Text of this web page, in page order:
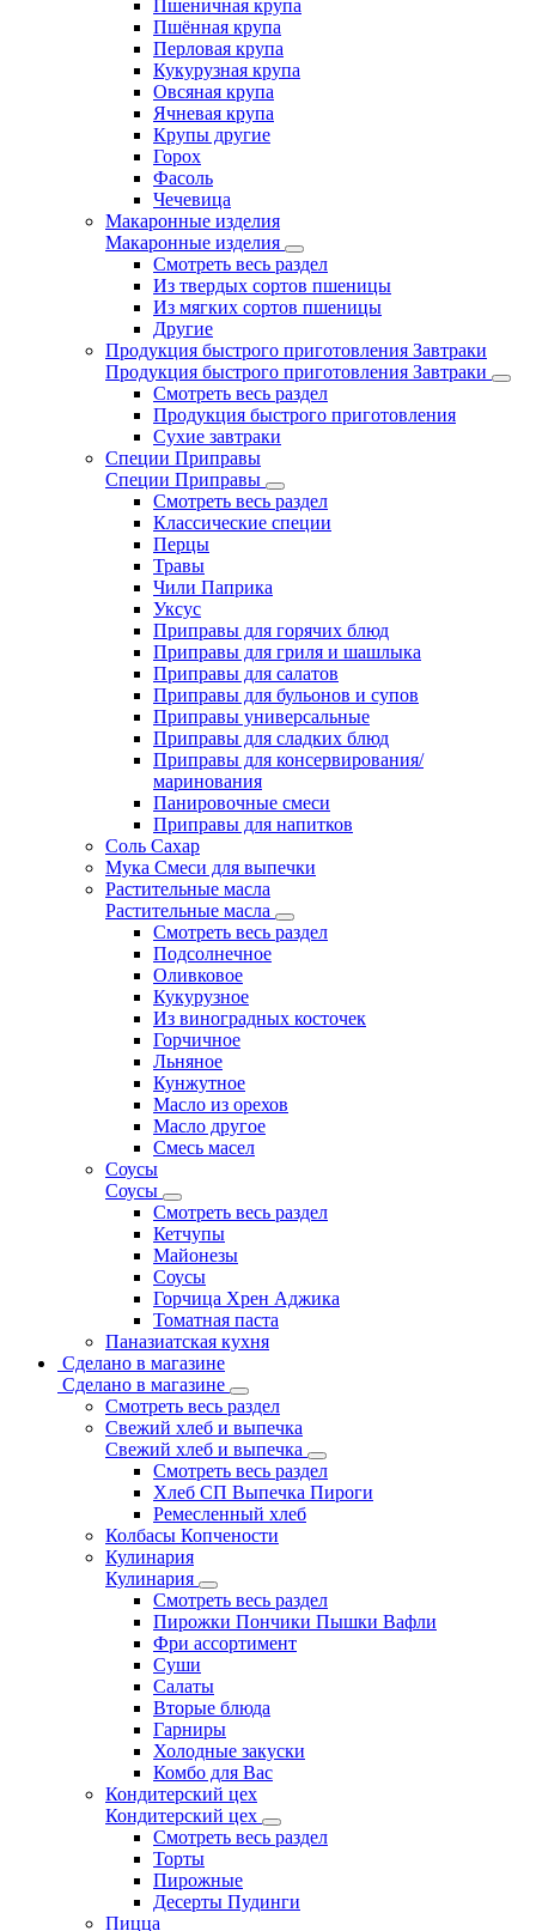
Пшеничная крупа
Пшённая крупа
Перловая крупа
Кукурузная крупа
Овсяная крупа
Ячневая крупа
Крупы другие
Горох
Фасоль
Чечевица
Макаронные изделия
Макаронные изделия
Смотреть весь раздел
Из твердых сортов пшеницы
Из мягких сортов пшеницы
Другие
Продукция быстрого приготовления Завтраки
Продукция быстрого приготовления Завтраки
Смотреть весь раздел
Продукция быстрого приготовления
Сухие завтраки
Специи Приправы
Специи Приправы
Смотреть весь раздел
Классические специи
Перцы
Травы
Чили Паприка
Уксус
Приправы для горячих блюд
Приправы для гриля и шашлыка
Приправы для салатов
Приправы для бульонов и супов
Приправы универсальные
Приправы для сладких блюд
Приправы для консервирования/
маринования
Панировочные смеси
Приправы для напитков
Соль Сахар
Мука Смеси для выпечки
Растительные масла
Растительные масла
Смотреть весь раздел
Подсолнечное
Оливковое
Кукурузное
Из виноградных косточек
Горчичное
Льняное
Кунжутное
Масло из орехов
Масло другое
Смесь масел
Соусы
Соусы
Смотреть весь раздел
Кетчупы
Майонезы
Соусы
Горчица Хрен Аджика
Томатная паста
Паназиатская кухня
Сделано в магазине
Сделано в магазине
Смотреть весь раздел
Свежий хлеб и выпечка
Свежий хлеб и выпечка
Смотреть весь раздел
Хлеб СП Выпечка Пироги
Ремесленный хлеб
Колбасы Копчености
Кулинария
Кулинария
Смотреть весь раздел
Пирожки Пончики Пышки Вафли
Фри ассортимент
Суши
Салаты
Вторые блюда
Гарниры
Холодные закуски
Комбо для Вас
Кондитерский цех
Кондитерский цех
Смотреть весь раздел
Торты
Пирожные
Десерты Пудинги
Пицца